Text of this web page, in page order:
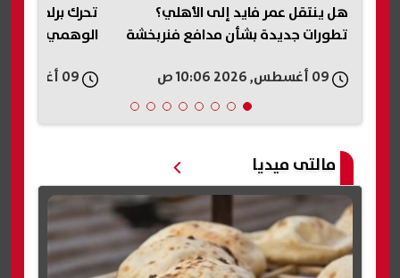
هل ينتقل عمر فايد إلى الأهلي؟
تطورات جديدة بشأن مدافع فنربخشة
تحرك برلماني
الوهمي لمرضى
مالتى ميديا